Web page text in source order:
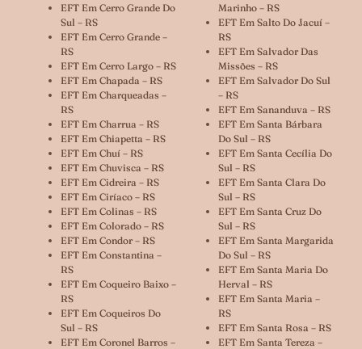
EFT Em Cerro Grande Do
Sul – RS
EFT Em Cerro Grande –
RS
EFT Em Cerro Largo – RS
EFT Em Chapada – RS
EFT Em Charqueadas –
RS
EFT Em Charrua – RS
EFT Em Chiapetta – RS
EFT Em Chuí – RS
EFT Em Chuvisca – RS
EFT Em Cidreira – RS
EFT Em Ciríaco – RS
EFT Em Colinas – RS
EFT Em Colorado – RS
EFT Em Condor – RS
EFT Em Constantina –
RS
EFT Em Coqueiro Baixo –
RS
EFT Em Coqueiros Do
Sul – RS
EFT Em Coronel Barros –
Marinho – RS
EFT Em Salto Do Jacuí –
RS
EFT Em Salvador Das
Missões – RS
EFT Em Salvador Do Sul
– RS
EFT Em Sananduva – RS
EFT Em Santa Bárbara
Do Sul – RS
EFT Em Santa Cecília Do
Sul – RS
EFT Em Santa Clara Do
Sul – RS
EFT Em Santa Cruz Do
Sul – RS
EFT Em Santa Margarida
Do Sul – RS
EFT Em Santa Maria Do
Herval – RS
EFT Em Santa Maria –
RS
EFT Em Santa Rosa – RS
EFT Em Santa Tereza –